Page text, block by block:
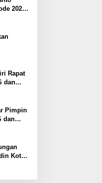
Maruf-Yusuf
2026–
Jati
Rapat
dan
Pimpin
dan
Kota